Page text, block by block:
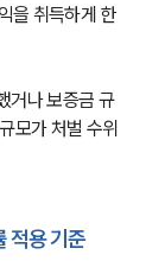
을 취득하게 한
거나 보증금 규
모가 처벌 수위
적용 기준